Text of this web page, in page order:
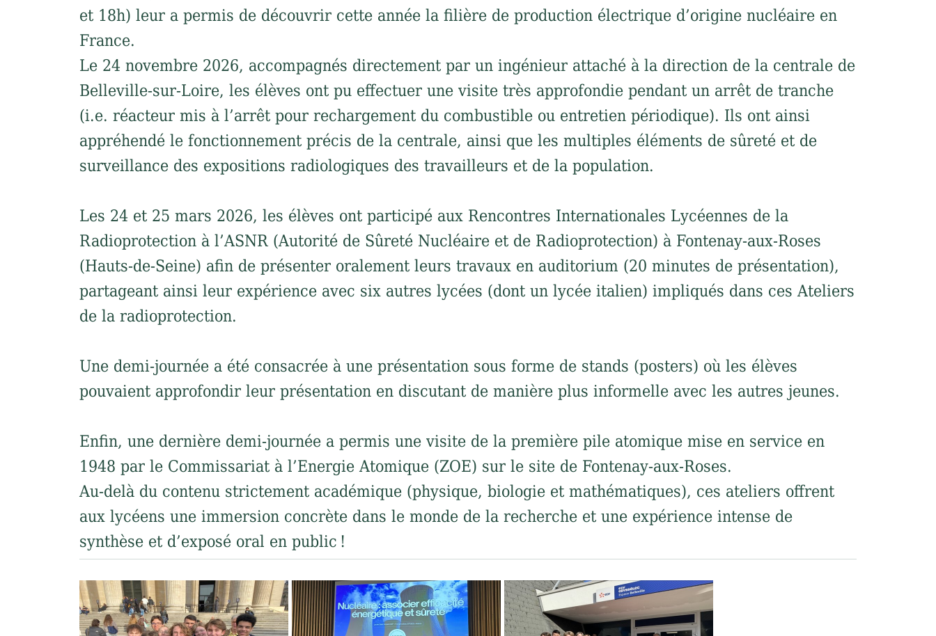
et 18h) leur a permis de découvrir cette année la filière de production électrique d’origine nucléaire en
France.
Le 24 novembre 2026, accompagnés directement par un ingénieur attaché à la direction de la centrale de
Belleville-sur-Loire, les élèves ont pu effectuer une visite très approfondie pendant un arrêt de tranche
(i.e. réacteur mis à l’arrêt pour rechargement du combustible ou entretien périodique). Ils ont ainsi
appréhendé le fonctionnement précis de la centrale, ainsi que les multiples éléments de sûreté et de
surveillance des expositions radiologiques des travailleurs et de la population.
Les 24 et 25 mars 2026, les élèves ont participé aux Rencontres Internationales Lycéennes de la
Radioprotection à l’ASNR (Autorité de Sûreté Nucléaire et de Radioprotection) à Fontenay-aux-Roses
(Hauts-de-Seine) afin de présenter oralement leurs travaux en auditorium (20 minutes de présentation),
partageant ainsi leur expérience avec six autres lycées (dont un lycée italien) impliqués dans ces Ateliers
de la radioprotection.
Une demi-journée a été consacrée à une présentation sous forme de stands (posters) où les élèves
pouvaient approfondir leur présentation en discutant de manière plus informelle avec les autres jeunes.
Enfin, une dernière demi-journée a permis une visite de la première pile atomique mise en service en
1948 par le Commissariat à l’Energie Atomique (ZOE) sur le site de Fontenay-aux-Roses.
Au-delà du contenu strictement académique (physique, biologie et mathématiques), ces ateliers offrent
aux lycéens une immersion concrète dans le monde de la recherche et une expérience intense de
synthèse et d’exposé oral en public !